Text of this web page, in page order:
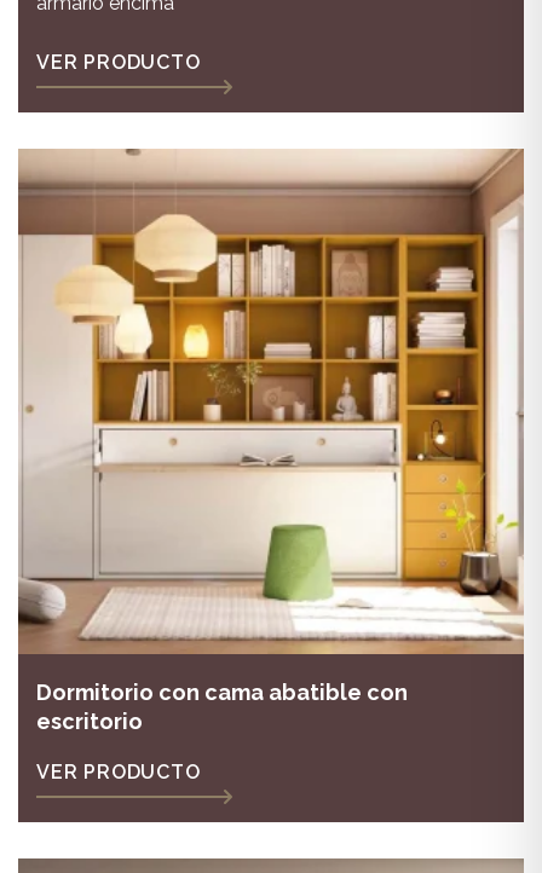
VER PRODUCTO
Dormitorio con cama abatible con
escritorio
VER PRODUCTO